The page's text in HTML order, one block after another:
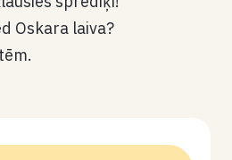
Oskara laiva?